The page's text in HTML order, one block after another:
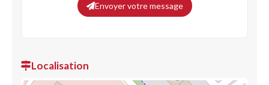
Envoyer votre message
Localisation